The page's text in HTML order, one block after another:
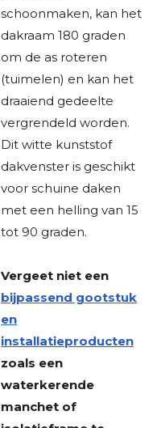
schoonmaken, kan het
dakraam 180 graden
om de as roteren
(tuimelen) en kan het
draaiend gedeelte
vergrendeld worden.
Dit witte kunststof
dakvenster is geschikt
voor schuine daken
met een helling van 15
tot 90 graden.
Vergeet niet een
bijpassend gootstuk
en
installatieproducten
zoals een
waterkerende
manchet of